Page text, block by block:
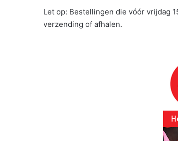
Let op: Bestellingen die vóór vrijdag
verzending of afhalen.